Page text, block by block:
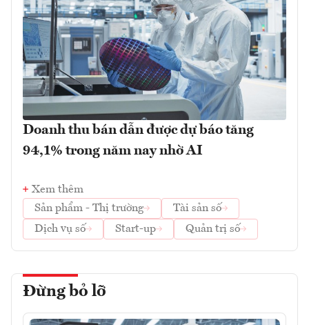
Doanh thu bán dẫn được dự báo tăng
94,1% trong năm nay nhờ AI
Xem thêm
Sản phẩm - Thị trường
Tài sản số
Dịch vụ số
Start-up Quản trị số
Đừng bỏ lỡ